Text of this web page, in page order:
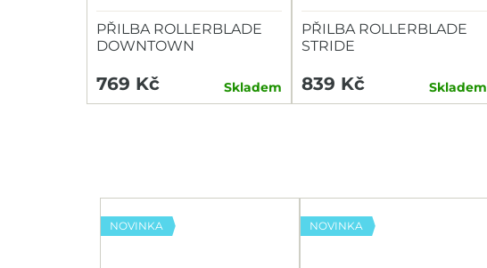
PŘILBA ROLLERBLADE
DOWNTOWN
769 Kč Skladem
PŘILBA ROLLERBLADE
STRIDE
839 Kč Skladem
NOVINKA NOVINKA